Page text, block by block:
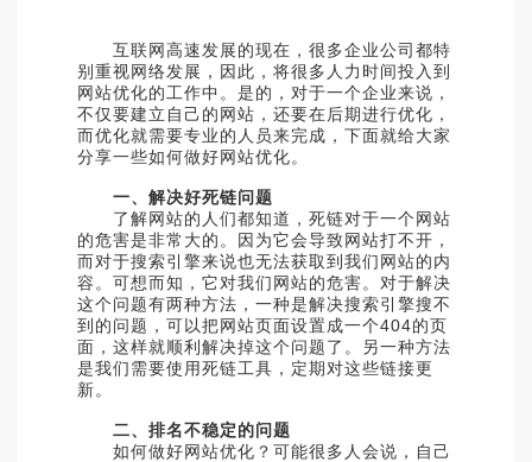
互联网高速发展的现在，很多企业公司都特
别重视网络发展，因此，将很多人力时间投入到
网站优化的工作中。是的，对于一个企业来说，
不仅要建立自己的网站，还要在后期进行优化，
而优化就需要专业的人员来完成，下面就给大家
分享一些如何做好网站优化。
一、解决好死链问题
了解网站的人们都知道，死链对于一个网站
的危害是非常大的。因为它会导致网站打不开，
而对于搜索引擎来说也无法获取到我们网站的内
容。可想而知，它对我们网站的危害。对于解决
这个问题有两种方法，一种是解决搜索引擎搜不
到的问题，可以把网站页面设置成一个404的页
面，这样就顺利解决掉这个问题了。另一种方法
是我们需要使用死链工具，定期对这些链接更
新。
二、排名不稳定的问题
如何做好网站优化？可能很多人会说，自己